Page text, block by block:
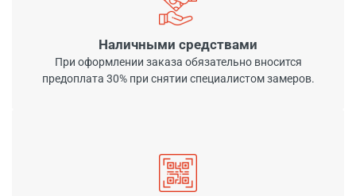
Наличными средствами
При оформлении заказа обязательно вносится
предоплата 30% при снятии специалистом замеров.